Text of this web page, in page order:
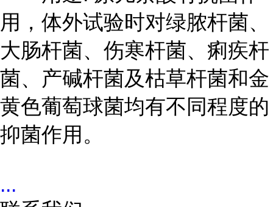
用，体外试验时对绿脓杆菌、
大肠杆菌、伤寒杆菌、痢疾杆
菌、产碱杆菌及枯草杆菌和金
黄色葡萄球菌均有不同程度的
抑菌作用。
...